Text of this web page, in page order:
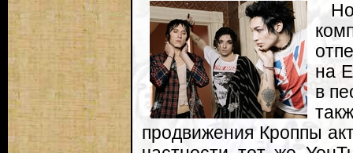
на
в
продвижения Кроппы